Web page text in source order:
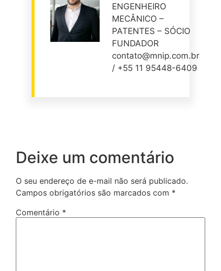
ENGENHEIRO
MECÂNICO –
PATENTES – SÓCIO
FUNDADOR
contato@mnip.com.br
/ +55 11 95448-6409
Deixe um comentário
O seu endereço de e-mail não será publicado.
Campos obrigatórios são marcados com *
Comentário *